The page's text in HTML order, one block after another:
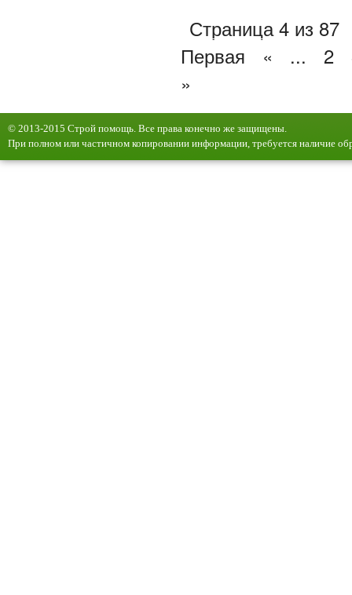
Страница 4 из 87
Первая
« ... 2
»
© 2013-2015 Строй помощь. Все права конечно же защищены.
При полном или частичном копировании информации, требуется наличие